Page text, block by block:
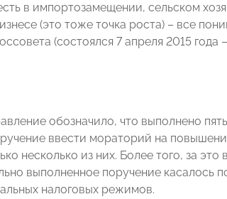
в импортозамещении, сельском
(это тоже точка роста) – все
(состоялся 7 апреля 2015 года
обозначило, что выполнено
ввести мораторий на
несколько из них. Более того, за
выполненное поручение касалось
налоговых режимов.